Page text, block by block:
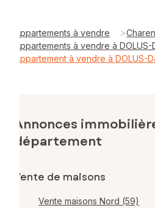
Appartements à vendre >
Appartements à vendre à DOLUS-
Appartement à vendre à DOLUS-
Annonces
département
Vente de maisons
Vente maisons Nord (59)